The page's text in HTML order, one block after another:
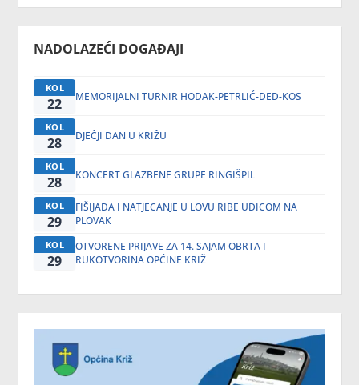
NADOLAZEĆI DOGAĐAJI
KOL
22 MEMORIJALNI TURNIR HODAK-PETRLIĆ-DED-KOS
KOL
28 DJEČJI DAN U KRIŽU
KOL
28 KONCERT GLAZBENE GRUPE RINGIŠPIL
KOL
29
FIŠIJADA I NATJECANJE U LOVU RIBE UDICOM NA
PLOVAK
KOL
29
OTVORENE PRIJAVE ZA 14. SAJAM OBRTA I
RUKOTVORINA OPĆINE KRIŽ